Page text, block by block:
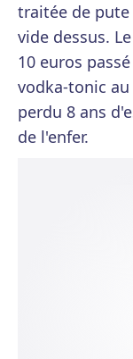
traitée de pute
vide dessus.
10 euros
vodka-tonic
perdu 8 ans
de l'enfer.